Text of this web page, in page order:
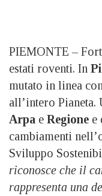
PIEMONTE –
estati roventi. In
mutato in linea
all’intero Pianeta.
Arpa e Regione e
cambiamenti
Sviluppo
riconosce che il
rappresenta una